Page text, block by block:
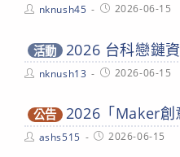
Postnknush45
Post2026-06-15
活動 2026 台科戀鏈
Postnknush13
Post2026-06-15
公告 2026「Maker創
Postashs515
Post2026-06-15